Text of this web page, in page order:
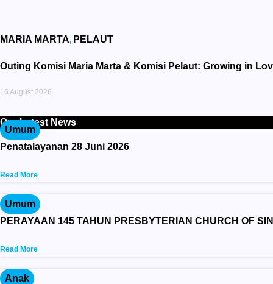
MARIA MARTA, PELAUT
Outing Komisi Maria Marta & Komisi Pelaut: Growing in
16 August 2026
Our Latest News
Umum
Penatalayanan 28 Juni 2026
Read More
Umum
PERAYAAN 145 TAHUN PRESBYTERIAN CHURCH OF
Read More
Anak